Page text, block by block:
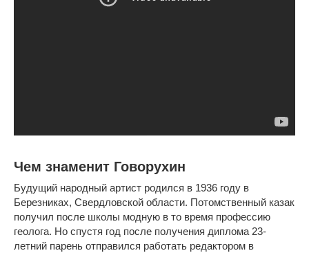
Чем знаменит Говорухин
Будущий народный артист родился в 1936 году в
Березниках, Свердловской области. Потомственный казак
получил после школы модную в то время профессию
геолога. Но спустя год после получения диплома 23-
летний парень отправился работать редактором в